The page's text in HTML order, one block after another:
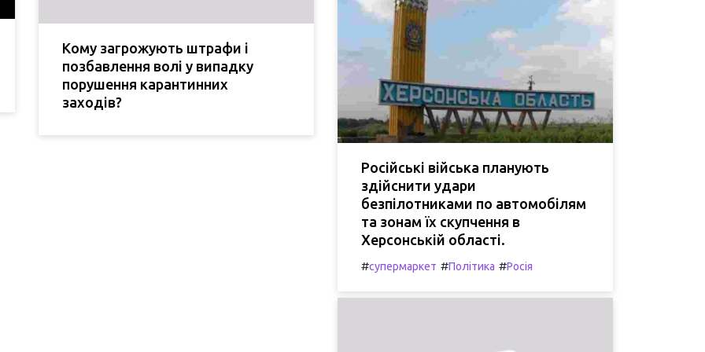
Кому загрожують штрафи і
позбавлення волі у випадку
порушення карантинних
заходів?
Російські війська планують
здійснити удари
безпілотниками по автомобілям
та зонам їх скупчення в
Херсонській області.
#супермаркет #Політика #Росія